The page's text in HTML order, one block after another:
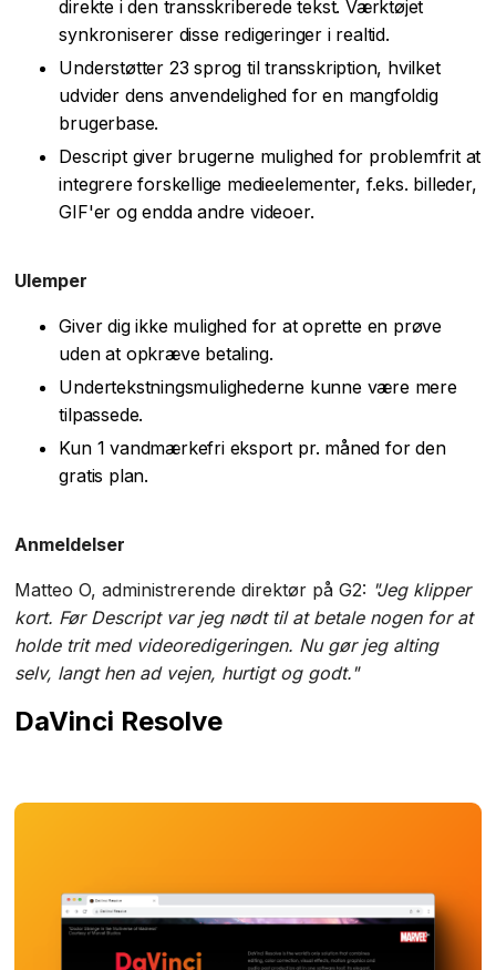
direkte i den transskriberede tekst. Værktøjet
synkroniserer disse redigeringer i realtid.
Understøtter 23 sprog til transskription, hvilket
udvider dens anvendelighed for en mangfoldig
brugerbase.
Descript giver brugerne mulighed for problemfrit at
integrere forskellige medieelementer, f.eks. billeder,
GIF'er og endda andre videoer.
Ulemper
Giver dig ikke mulighed for at oprette en prøve
uden at opkræve betaling.
Undertekstningsmulighederne kunne være mere
tilpassede.
Kun 1 vandmærkefri eksport pr. måned for den
gratis plan.
Anmeldelser
Matteo O, administrerende direktør på G2: "Jeg klipper
kort. Før Descript var jeg nødt til at betale nogen for at
holde trit med videoredigeringen. Nu gør jeg alting
selv, langt hen ad vejen, hurtigt og godt."
DaVinci Resolve